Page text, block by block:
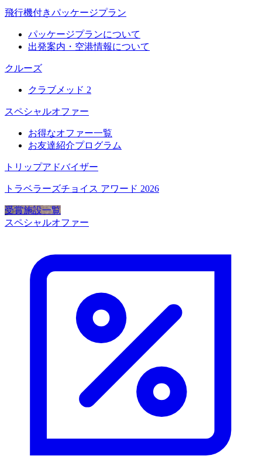
飛行機付きパッケージプラン
パッケージプランについて
出発案内・空港情報について
クルーズ
クラブメッド 2
スペシャルオファー
お得なオファー一覧
お友達紹介プログラム
トリップアドバイザー
トラベラーズチョイス アワード 2026
受賞施設一覧
スペシャルオファー